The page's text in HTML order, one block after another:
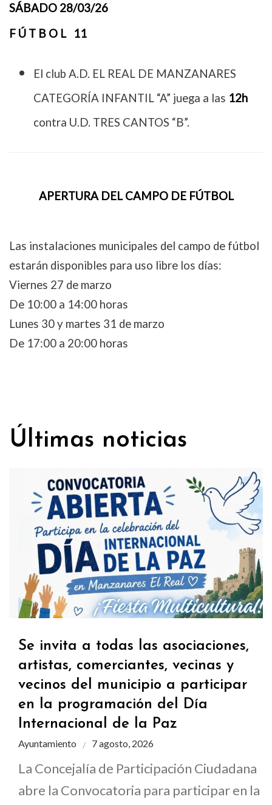
SÁBADO 28/03/26
F Ú T B O L 11
El club A.D. EL REAL DE MANZANARES
CATEGORÍA INFANTIL “A” juega a las 12h
contra U.D. TRES CANTOS “B”.
APERTURA DEL CAMPO DE FÚTBOL
Las instalaciones municipales del campo de fútbol
estarán disponibles para uso libre los días:
Viernes 27 de marzo
De 10:00 a 14:00 horas
Lunes 30 y martes 31 de marzo
De 17:00 a 20:00 horas
Últimas noticias
Se invita a todas las asociaciones,
artistas, comerciantes, vecinas y
vecinos del municipio a participar
en la programación del Día
Internacional de la Paz
Ayuntamiento 7 agosto, 2026
La Concejalía de Participación Ciudadana
abre la Convocatoria para participar en la